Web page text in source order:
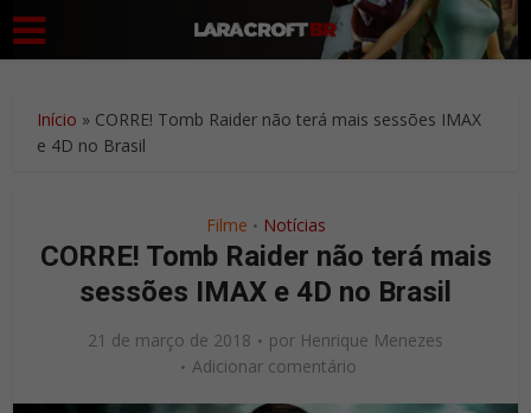
Início » CORRE! Tomb Raider não terá mais sessões IMAX
e 4D no Brasil
Filme • Notícias
CORRE! Tomb Raider não terá mais
sessões IMAX e 4D no Brasil
21 de março de 2018 por Henrique Menezes
Adicionar comentário